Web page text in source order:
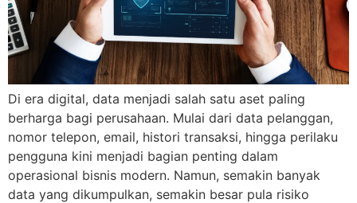
Di era digital, data menjadi salah satu aset paling
berharga bagi perusahaan. Mulai dari data pelanggan,
nomor telepon, email, histori transaksi, hingga perilaku
pengguna kini menjadi bagian penting dalam
operasional bisnis modern. Namun, semakin banyak
data yang dikumpulkan, semakin besar pula risiko